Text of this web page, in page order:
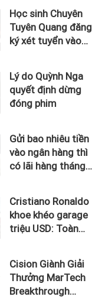
Học sinh Chuyên
Tuyên Quang đăng
ký xét tuyển vào
Lý do Quỳnh Nga
quyết định dừng
đóng phim
Gửi bao nhiêu tiền
vào ngân hàng thì
có lãi hàng tháng
Cristiano Ronaldo
khoe khéo garage
triệu USD: Toàn
Bugatti và Ferrari
đắt đỏ
Cision Giành Giải
Thưởng MarTech
Breakthrough